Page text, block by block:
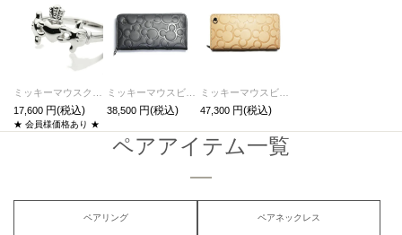
17,600
★ 会員様価格あり ★
ミッキーマウスビッグアイコンラウンドファスナー長財布/ロングウォレット
38,500
ミッキーマウスビッグアイコンラウンドファスナー長財布/ロングウォレット-ヌメ-
47,300
ペアアイテム一覧
ペアリング ペアネックレス